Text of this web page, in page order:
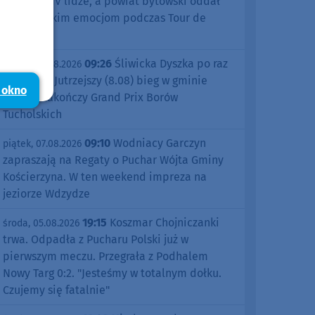
się kolarskim emocjom podczas Tour de
piątek, 07.08.2026 09:26 Śliwicka Dyszka po raz
dziesiąty. Jutrzejszy (8.08) bieg w gminie
Śliwice zakończy Grand Prix Borów
Tucholskich
piątek, 07.08.2026 09:10 Wodniacy Garczyn
zapraszają na Regaty o Puchar Wójta Gminy
Kościerzyna. W ten weekend impreza na
jeziorze Wdzydze
środa, 05.08.2026 19:15 Koszmar Chojniczanki
trwa. Odpadła z Pucharu Polski już w
pierwszym meczu. Przegrała z Podhalem
Nowy Targ 0:2. "Jesteśmy w totalnym dołku.
Czujemy się fatalnie"